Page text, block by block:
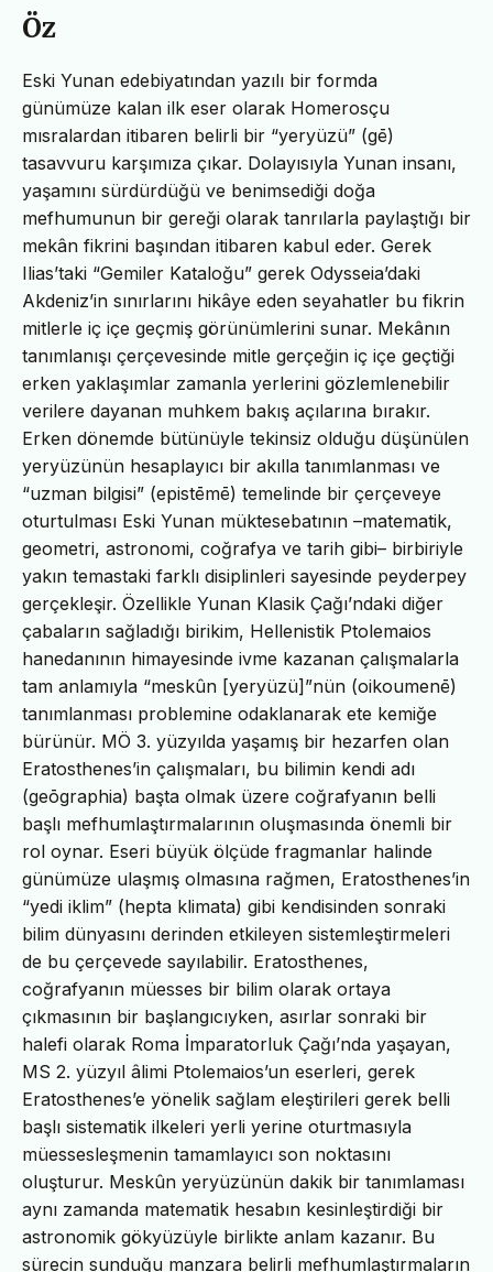
Öz
Eski Yunan edebiyatından yazılı bir formda
günümüze kalan ilk eser olarak Homerosçu
mısralardan itibaren belirli bir “yeryüzü” (gē)
tasavvuru karşımıza çıkar. Dolayısıyla Yunan insanı,
yaşamını sürdürdüğü ve benimsediği doğa
mefhumunun bir gereği olarak tanrılarla paylaştığı bir
mekân fikrini başından itibaren kabul eder. Gerek
Ilias’taki “Gemiler Kataloğu” gerek Odysseia’daki
Akdeniz’in sınırlarını hikâye eden seyahatler bu fikrin
mitlerle iç içe geçmiş görünümlerini sunar. Mekânın
tanımlanışı çerçevesinde mitle gerçeğin iç içe geçtiği
erken yaklaşımlar zamanla yerlerini gözlemlenebilir
verilere dayanan muhkem bakış açılarına bırakır.
Erken dönemde bütünüyle tekinsiz olduğu düşünülen
yeryüzünün hesaplayıcı bir akılla tanımlanması ve
“uzman bilgisi” (epistēmē) temelinde bir çerçeveye
oturtulması Eski Yunan müktesebatının –matematik,
geometri, astronomi, coğrafya ve tarih gibi– birbiriyle
yakın temastaki farklı disiplinleri sayesinde peyderpey
gerçekleşir. Özellikle Yunan Klasik Çağı’ndaki diğer
çabaların sağladığı birikim, Hellenistik Ptolemaios
hanedanının himayesinde ivme kazanan çalışmalarla
tam anlamıyla “meskûn [yeryüzü]”nün (oikoumenē)
tanımlanması problemine odaklanarak ete kemiğe
bürünür. MÖ 3. yüzyılda yaşamış bir hezarfen olan
Eratosthenes’in çalışmaları, bu bilimin kendi adı
(geōgraphia) başta olmak üzere coğrafyanın belli
başlı mefhumlaştırmalarının oluşmasında önemli bir
rol oynar. Eseri büyük ölçüde fragmanlar halinde
günümüze ulaşmış olmasına rağmen, Eratosthenes’in
“yedi iklim” (hepta klimata) gibi kendisinden sonraki
bilim dünyasını derinden etkileyen sistemleştirmeleri
de bu çerçevede sayılabilir. Eratosthenes,
coğrafyanın müesses bir bilim olarak ortaya
çıkmasının bir başlangıcıyken, asırlar sonraki bir
halefi olarak Roma İmparatorluk Çağı’nda yaşayan,
MS 2. yüzyıl âlimi Ptolemaios’un eserleri, gerek
Eratosthenes’e yönelik sağlam eleştirileri gerek belli
başlı sistematik ilkeleri yerli yerine oturtmasıyla
müessesleşmenin tamamlayıcı son noktasını
oluşturur. Meskûn yeryüzünün dakik bir tanımlaması
aynı zamanda matematik hesabın kesinleştirdiği bir
astronomik gökyüzüyle birlikte anlam kazanır. Bu
sürecin sunduğu manzara belirli mefhumlaştırmaların